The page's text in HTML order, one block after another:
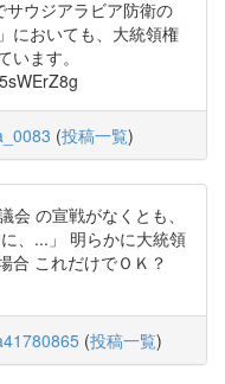
ウジアラビア防衛の
においても、大統領権
ます。
(投稿一覧)
の宣戦がなくとも、
、...」 明らかに大統領
合 これだけでＯＫ？
(投稿一覧)